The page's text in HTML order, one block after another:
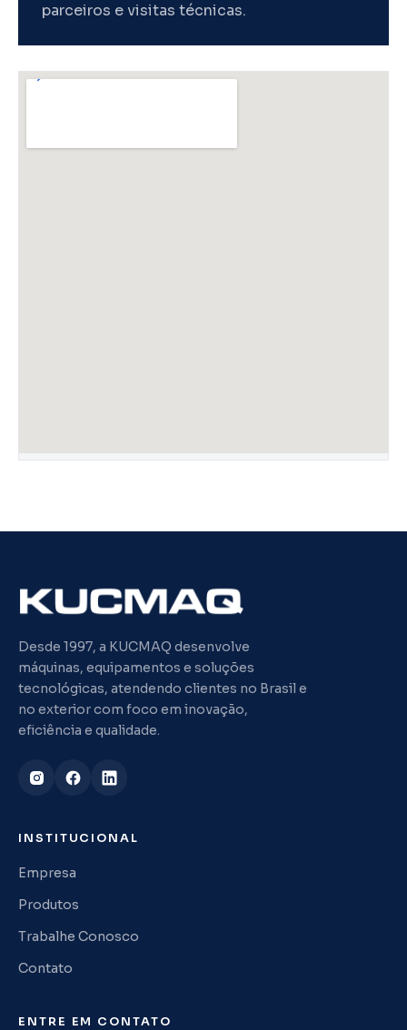
parceiros e visitas técnicas.
Desde 1997, a KUCMAQ desenvolve
máquinas, equipamentos e soluções
tecnológicas, atendendo clientes no Brasil e
no exterior com foco em inovação,
eficiência e qualidade.
INSTITUCIONAL
Empresa
Produtos
Trabalhe Conosco
Contato
ENTRE EM CONTATO